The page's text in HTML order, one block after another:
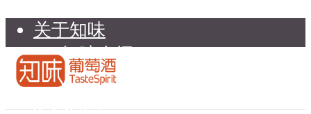
关于知味
知味介绍
知味专家顾问委员会